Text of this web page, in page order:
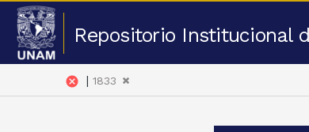
Repositorio Institucional
cancel | 1833